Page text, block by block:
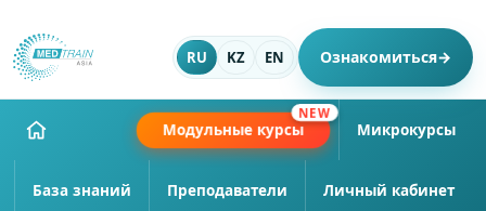
RU KZ EN Ознакомиться→
Модульные курсы
NEW
Микрокурсы
База знаний Преподаватели Личный кабинет